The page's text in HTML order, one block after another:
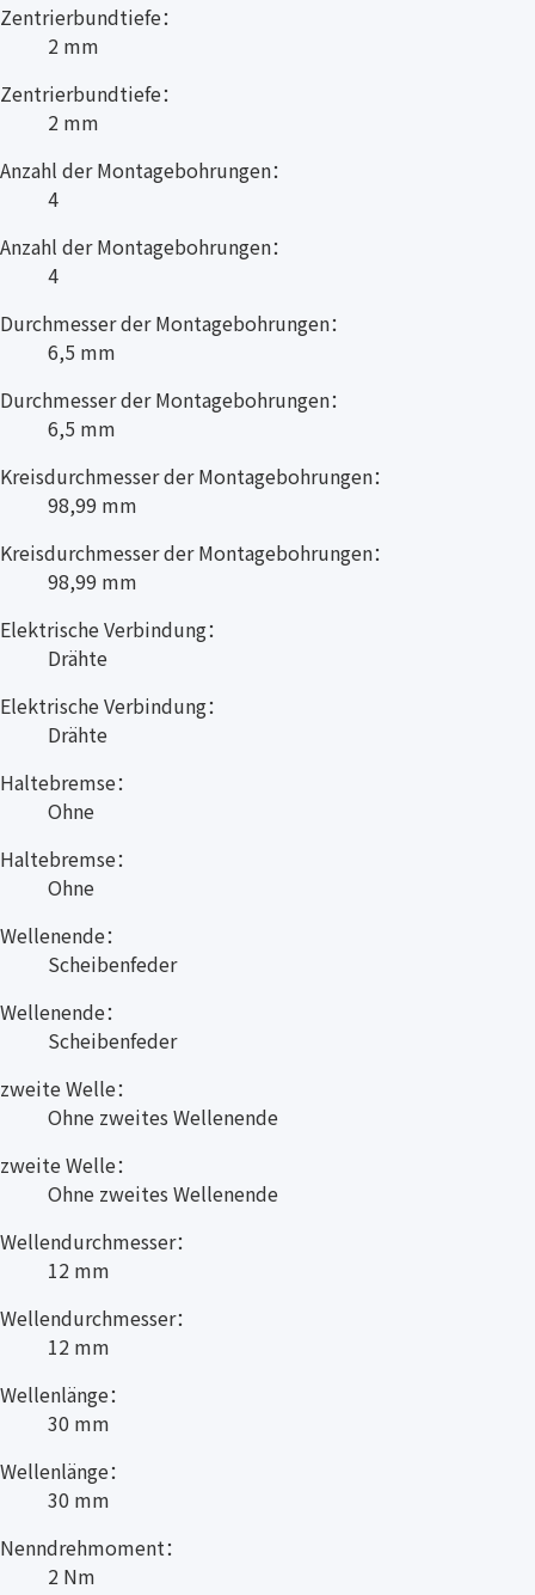
Zentrierbundtiefe：
2 mm
Zentrierbundtiefe：
2 mm
Anzahl der Montagebohrungen：
4
Anzahl der Montagebohrungen：
4
Durchmesser der Montagebohrungen：
6,5 mm
Durchmesser der Montagebohrungen：
6,5 mm
Kreisdurchmesser der Montagebohrungen：
98,99 mm
Kreisdurchmesser der Montagebohrungen：
98,99 mm
Elektrische Verbindung：
Drähte
Elektrische Verbindung：
Drähte
Haltebremse：
Ohne
Haltebremse：
Ohne
Wellenende：
Scheibenfeder
Wellenende：
Scheibenfeder
zweite Welle：
Ohne zweites Wellenende
zweite Welle：
Ohne zweites Wellenende
Wellendurchmesser：
12 mm
Wellendurchmesser：
12 mm
Wellenlänge：
30 mm
Wellenlänge：
30 mm
Nenndrehmoment：
2 Nm